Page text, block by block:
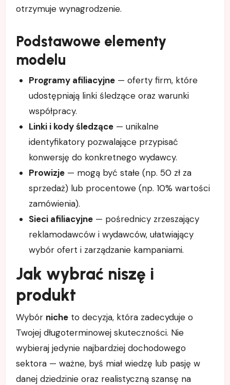
otrzymuje wynagrodzenie.
Podstawowe elementy
modelu
Programy afiliacyjne — oferty firm, które
udostępniają linki śledzące oraz warunki
współpracy.
Linki i kody śledzące — unikalne
identyfikatory pozwalające przypisać
konwersję do konkretnego wydawcy.
Prowizje — mogą być stałe (np. 50 zł za
sprzedaż) lub procentowe (np. 10% wartości
zamówienia).
Sieci afiliacyjne — pośrednicy zrzeszający
reklamodawców i wydawców, ułatwiający
wybór ofert i zarządzanie kampaniami.
Jak wybrać niszę i
produkt
Wybór nicheto decyzja, która zadecyduje o
Twojej długoterminowej skuteczności. Nie
wybieraj jedynie najbardziej dochodowego
sektora — ważne, byś miał wiedzę lub pasję w
danej dziedzinie oraz realistyczną szansę na